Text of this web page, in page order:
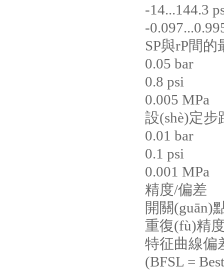
-14...144.3
-
SP與rP間
0.05 bar
0.8 psi
0.005 MPa
設(shè)定
0.01 bar
0.1 psi
0.001 MPa
精度/偏差
開關(guān)
重復(fù)精
特征曲線偏
(BFSL =